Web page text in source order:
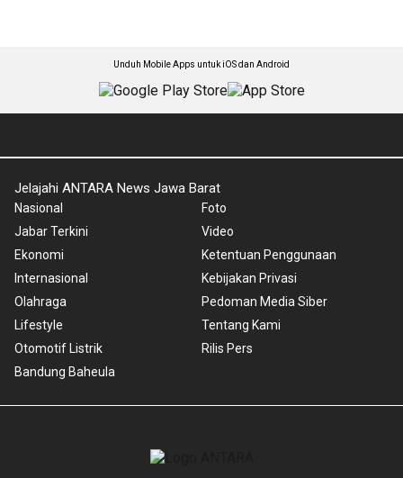
Unduh Mobile Apps untuk iOS dan Android
Jelajahi ANTARA News Jawa Barat
Nasional
Jabar Terkini
Ekonomi
Internasional
Olahraga
Lifestyle
Otomotif Listrik
Bandung Baheula
Foto
Video
Ketentuan Penggunaan
Kebijakan Privasi
Pedoman Media Siber
Tentang Kami
Rilis Pers